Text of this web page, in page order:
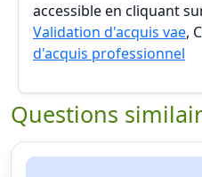
accessible en cliquant
Validation d'acquis vae,
d'acquis professionnel
Questions